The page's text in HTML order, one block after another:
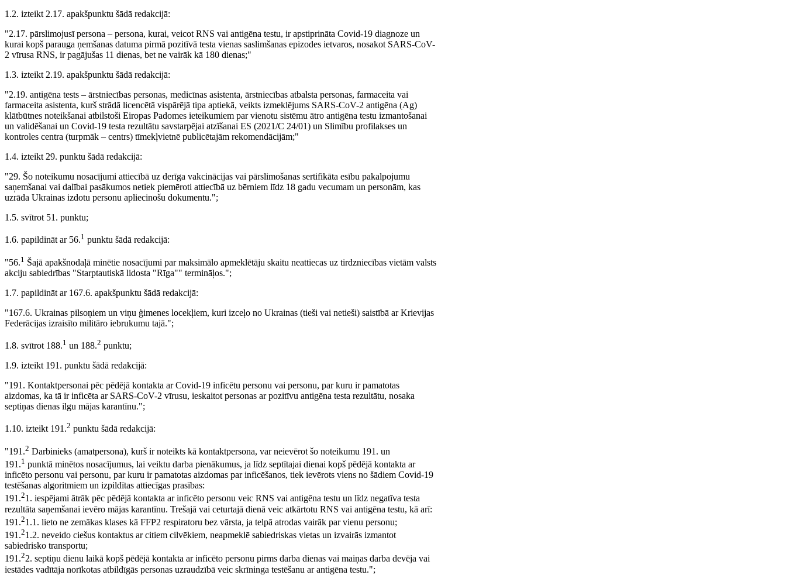
1.2. izteikt 2.17. apakšpunktu šādā redakcijā:
"2.17. pārslimojusī persona – persona, kurai, veicot RNS vai antigēna testu, ir apstiprināta Covid-19 diagnoze un
kurai kopš parauga ņemšanas datuma pirmā pozitīvā testa vienas saslimšanas epizodes ietvaros, nosakot SARS-CoV-
2 vīrusa RNS, ir pagājušas 11 dienas, bet ne vairāk kā 180 dienas;"
1.3. izteikt 2.19. apakšpunktu šādā redakcijā:
"2.19. antigēna tests – ārstniecības personas, medicīnas asistenta, ārstniecības atbalsta personas, farmaceita vai
farmaceita asistenta, kurš strādā licencētā vispārējā tipa aptiekā, veikts izmeklējums SARS-CoV-2 antigēna (Ag)
klātbūtnes noteikšanai atbilstoši Eiropas Padomes ieteikumiem par vienotu sistēmu ātro antigēna testu izmantošanai
un validēšanai un Covid-19 testa rezultātu savstarpējai atzīšanai ES (2021/C 24/01) un Slimību profilakses un
kontroles centra (turpmāk – centrs) tīmekļvietnē publicētajām rekomendācijām;"
1.4. izteikt 29. punktu šādā redakcijā:
"29. Šo noteikumu nosacījumi attiecībā uz derīga vakcinācijas vai pārslimošanas sertifikāta esību pakalpojumu
saņemšanai vai dalībai pasākumos netiek piemēroti attiecībā uz bērniem līdz 18 gadu vecumam un personām, kas
uzrāda Ukrainas izdotu personu apliecinošu dokumentu.";
1.5. svītrot 51. punktu;
1.6. papildināt ar 56.1 punktu šādā redakcijā:
"56.1 Šajā apakšnodaļā minētie nosacījumi par maksimālo apmeklētāju skaitu neattiecas uz tirdzniecības vietām valsts
akciju sabiedrības "Starptautiskā lidosta "Rīga"" termināļos.";
1.7. papildināt ar 167.6. apakšpunktu šādā redakcijā:
"167.6. Ukrainas pilsoņiem un viņu ģimenes locekļiem, kuri izceļo no Ukrainas (tieši vai netieši) saistībā ar Krievijas
Federācijas izraisīto militāro iebrukumu tajā.";
1.8. svītrot 188.1 un 188.2 punktu;
1.9. izteikt 191. punktu šādā redakcijā:
"191. Kontaktpersonai pēc pēdējā kontakta ar Covid-19 inficētu personu vai personu, par kuru ir pamatotas
aizdomas, ka tā ir inficēta ar SARS-CoV-2 vīrusu, ieskaitot personas ar pozitīvu antigēna testa rezultātu, nosaka
septiņas dienas ilgu mājas karantīnu.";
1.10. izteikt 191.2 punktu šādā redakcijā:
"191.2 Darbinieks (amatpersona), kurš ir noteikts kā kontaktpersona, var neievērot šo noteikumu 191. un
191.1 punktā minētos nosacījumus, lai veiktu darba pienākumus, ja līdz septītajai dienai kopš pēdējā kontakta ar
inficēto personu vai personu, par kuru ir pamatotas aizdomas par inficēšanos, tiek ievērots viens no šādiem Covid-19
testēšanas algoritmiem un izpildītas attiecīgas prasības:
191.21. iespējami ātrāk pēc pēdējā kontakta ar inficēto personu veic RNS vai antigēna testu un līdz negatīva testa
rezultāta saņemšanai ievēro mājas karantīnu. Trešajā vai ceturtajā dienā veic atkārtotu RNS vai antigēna testu, kā arī:
191.21.1. lieto ne zemākas klases kā FFP2 respiratoru bez vārsta, ja telpā atrodas vairāk par vienu personu;
191.21.2. neveido ciešus kontaktus ar citiem cilvēkiem, neapmeklē sabiedriskas vietas un izvairās izmantot
sabiedrisko transportu;
191.22. septiņu dienu laikā kopš pēdējā kontakta ar inficēto personu pirms darba dienas vai maiņas darba devēja vai
iestādes vadītāja norīkotas atbildīgās personas uzraudzībā veic skrīninga testēšanu ar antigēna testu.";